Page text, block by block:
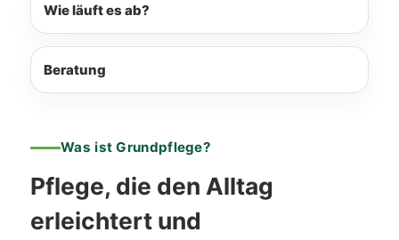
Wie läuft es ab?
Beratung
Was ist Grundpflege?
Pflege, die den Alltag
erleichtert und